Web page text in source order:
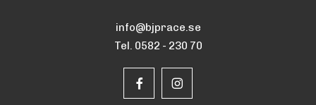
info@bjprace.se
Tel. 0582 - 230 70